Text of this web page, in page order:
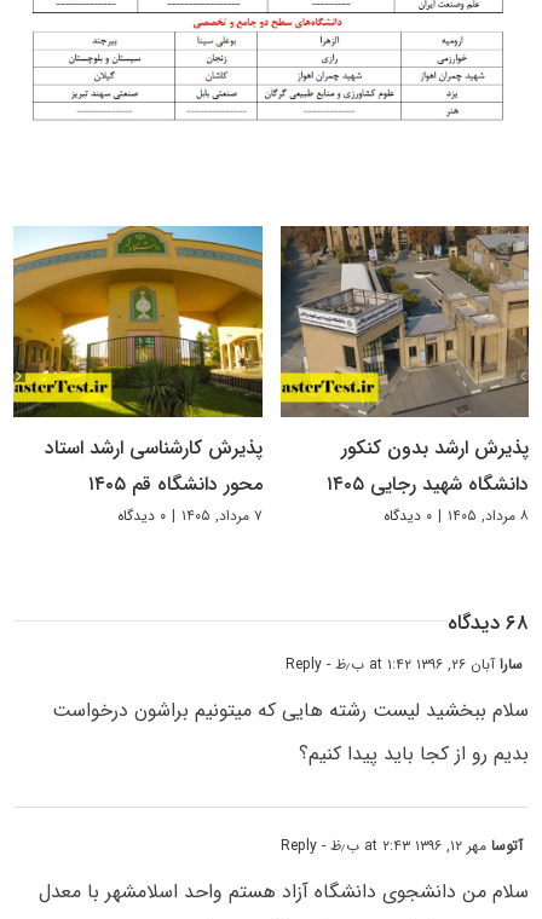
پذیرش ارشد بدون کنکور
دانشگاه شهید رجایی ۱۴۰۵
۸ مرداد, ۱۴۰۵ | ۰ دیدگاه
پذیرش کارشناسی ارشد استاد
محور دانشگاه قم ۱۴۰۵
۷ مرداد, ۱۴۰۵ | ۰ دیدگاه
۶۸ دیدگاه
ساراآبان ۲۶, ۱۳۹۶ at ۱:۴۲ ب٫ظ - Reply
سلام ببخشید لیست رشته هایی که میتونیم براشون درخواست
بدیم رو از کجا باید پیدا کنیم؟
آتوسامهر ۱۲, ۱۳۹۶ at ۲:۴۳ ب٫ظ - Reply
سلام من دانشجوی دانشگاه آزاد هستم واحد اسلامشهر با معدل